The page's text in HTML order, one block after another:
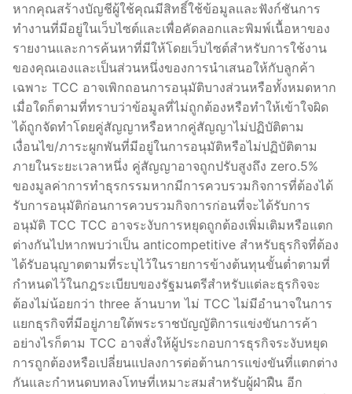
หากคุณสร้างบัญชีผู้ใช้คุณมีสิทธิ์ใช้ข้อมูลและฟังก์ชันการ
ทำงานที่มีอยู่ในเว็บไซต์และเพื่อคัดลอกและพิมพ์เนื้อหาของ
รายงานและการค้นหาที่มีให้โดยเว็บไซต์สำหรับการใช้งาน
ของคุณเองและเป็นส่วนหนึ่งของการนำเสนอให้กับลูกค้า
เฉพาะ TCC อาจเพิกถอนการอนุมัติบางส่วนหรือทั้งหมดหาก
เมื่อใดก็ตามที่ทราบว่าข้อมูลที่ไม่ถูกต้องหรือทำให้เข้าใจผิด
ได้ถูกจัดทำโดยคู่สัญญาหรือหากคู่สัญญาไม่ปฏิบัติตาม
เงื่อนไข/ภาระผูกพันที่มีอยู่ในการอนุมัติหรือไม่ปฏิบัติตาม
ภายในระยะเวลาหนึ่ง คู่สัญญาอาจถูกปรับสูงถึง zero.5%
ของมูลค่าการทำธุรกรรมหากมีการควบรวมกิจการที่ต้องได้
รับการอนุมัติก่อนการควบรวมกิจการก่อนที่จะได้รับการ
อนุมัติ TCC TCC อาจระงับการหยุดถูกต้องเพิ่มเติมหรือแตก
ต่างกันไปหากพบว่าเป็น anticompetitive สำหรับธุรกิจที่ต้อง
ได้รับอนุญาตตามที่ระบุไว้ในรายการข้างต้นทุนขั้นต่ำตามที่
กำหนดไว้ในกฎระเบียบของรัฐมนตรีสำหรับแต่ละธุรกิจจะ
ต้องไม่น้อยกว่า three ล้านบาท ไม่ TCC ไม่มีอำนาจในการ
แยกธุรกิจที่มีอยู่ภายใต้พระราชบัญญัติการแข่งขันการค้า
อย่างไรก็ตาม TCC อาจสั่งให้ผู้ประกอบการธุรกิจระงับหยุด
การถูกต้องหรือเปลี่ยนแปลงการต่อต้านการแข่งขันที่แตกต่าง
กันและกำหนดบทลงโทษที่เหมาะสมสำหรับผู้ฝ่าฝืน อีก